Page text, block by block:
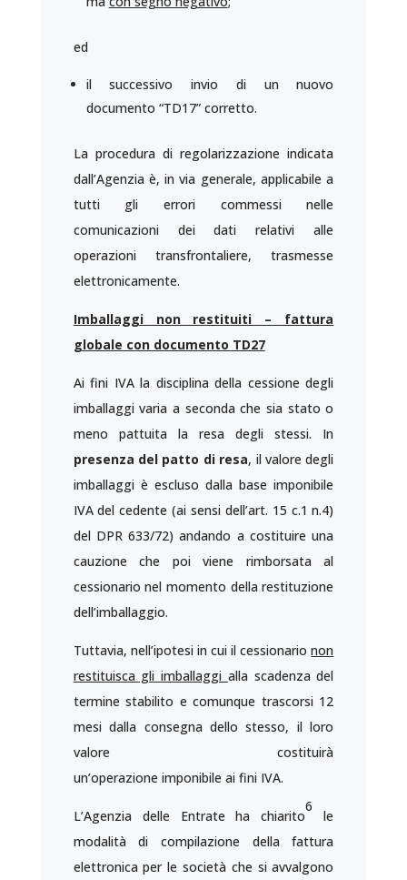
ed
il successivo invio di un nuovo
documento “TD17” corretto.
La procedura di regolarizzazione indicata
dall’Agenzia è, in via generale, applicabile a
tutti gli errori commessi nelle
comunicazioni dei dati relativi alle
operazioni transfrontaliere, trasmesse
elettronicamente.
Imballaggi non restituiti – fattura
globale con documento TD27
Ai fini IVA la disciplina della cessione degli
imballaggi varia a seconda che sia stato o
meno pattuita la resa degli stessi. In
presenza del patto di resa, il valore degli
imballaggi è escluso dalla base imponibile
IVA del cedente (ai sensi dell’art. 15 c.1 n.4)
del DPR 633/72) andando a costituire una
cauzione che poi viene rimborsata al
cessionario nel momento della restituzione
dell’imballaggio.
Tuttavia, nell’ipotesi in cui il cessionarionon
restituisca gli imballaggi alla scadenza del
termine stabilito e comunque trascorsi 12
mesi dalla consegna dello stesso, il loro
valore costituirà
un’operazione imponibile ai fini IVA.
L’Agenzia delle Entrate ha chiarito
6
le
modalità di compilazione della fattura
elettronica per le società che si avvalgono